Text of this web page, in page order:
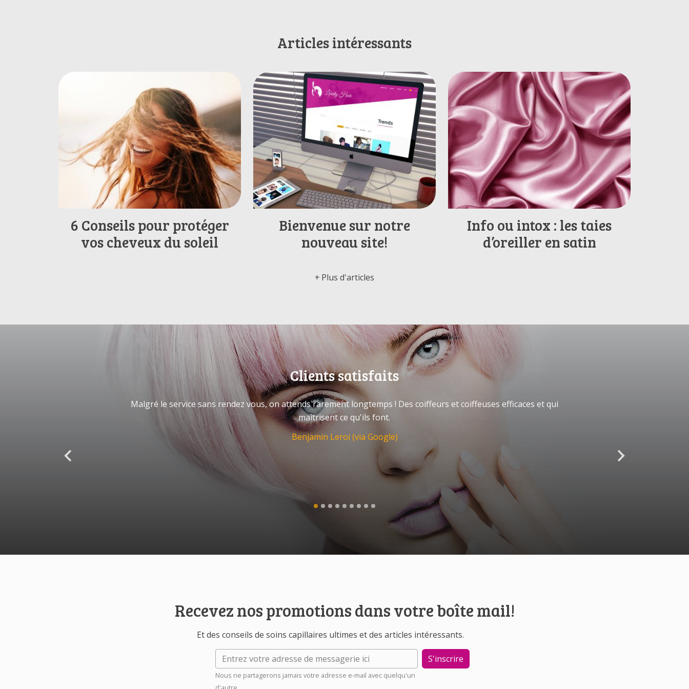
Articles intéressants
6 Conseils pour protéger
vos cheveux du soleil
Bienvenue sur notre
nouveau site!
Info ou intox : les taies
d’oreiller en satin
Plus d'articles
Clients satisfaits
Malgré le service sans rendez vous, on attends rarement longtemps ! Des coiffeurs et coiffeuses efficaces et qui
maîtrisent ce qu'ils font.
Benjamin Leroi (via Google)
Recevez nos promotions dans votre boîte mail!
Et des conseils de soins capillaires ultimes et des articles intéressants.
Nous ne partagerons jamais votre adresse e-mail avec quelqu'un
S'inscrire